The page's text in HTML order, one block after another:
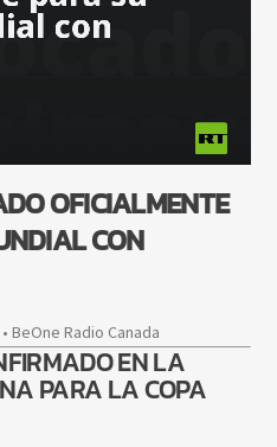
OFICIALMENTE
CON
BeOne Radio Canada
EN LA
PARA LA COPA